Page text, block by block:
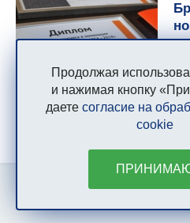
Продолжая
и нажимая кнопку
даетесогласие на
cookie